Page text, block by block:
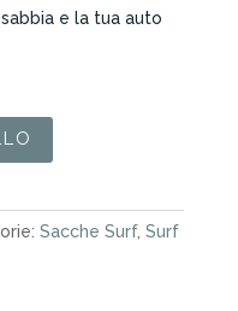
e la tua auto
Sacche Surf, Surf